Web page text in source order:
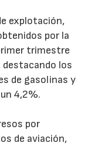
explotación,
por la
trimestre
destacando los
de gasolinas y
4,2%.
por
de aviación,